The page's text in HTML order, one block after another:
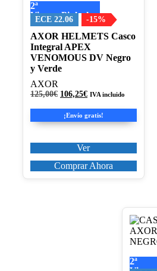
2ª
Visera+Pinlock
ECE 22.06 -15%
AXOR HELMETS Casco
Integral APEX
VENOMOUS DV Negro
y Verde
AXOR
125,00€ El
original
era:
106,25€El
actual
es:
IVA incluido
¡Envío gratis!
Ver
Las
opciones
se
pueden
elegir
en
la
página
de
Comprar Ahora
2ª
Este
tiene